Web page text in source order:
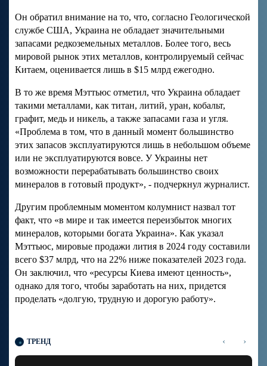
Он обратил внимание на то, что, согласно Геологической
службе США, Украина не обладает значительными
запасами редкоземельных металлов. Более того, весь
мировой рынок этих металлов, контролируемый сейчас
Китаем, оценивается лишь в $15 млрд ежегодно.
В то же время Мэттьюс отметил, что Украина обладает
такими металлами, как титан, литий, уран, кобальт,
графит, медь и никель, а также запасами газа и угля.
«Проблема в том, что в данный момент большинство
этих запасов эксплуатируются лишь в небольшом объеме
или не эксплуатируются вовсе. У Украины нет
возможности перерабатывать большинство своих
минералов в готовый продукт», - подчеркнул журналист.
Другим проблемным моментом колумнист назвал тот
факт, что «в мире и так имеется переизбыток многих
минералов, которыми богата Украина». Как указал
Мэттьюс, мировые продажи лития в 2024 году составили
всего $37 млрд, что на 22% ниже показателей 2023 года.
Он заключил, что «ресурсы Киева имеют ценность»,
однако для того, чтобы заработать на них, придется
проделать «долгую, трудную и дорогую работу».
ТРЕНД ‹ ›